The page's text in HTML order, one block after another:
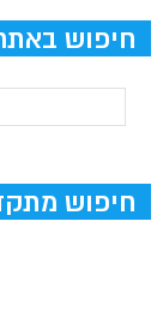
חיפוש
חיפוש